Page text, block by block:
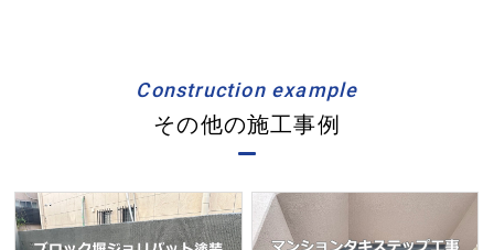
Construction example
その他の施工事例